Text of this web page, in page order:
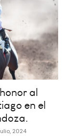
al
en el
2024